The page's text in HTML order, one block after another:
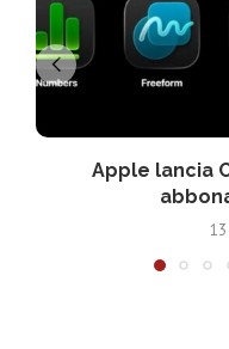
Apple lancia